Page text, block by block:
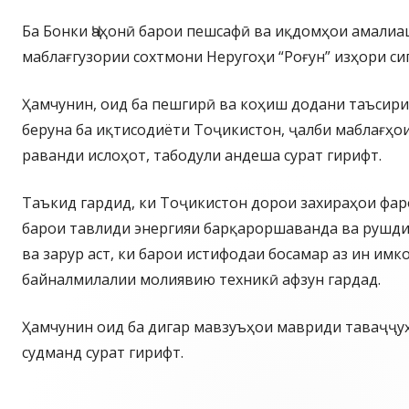
Ба Бонки Ҷаҳонӣ барои пешсафӣ ва иқдомҳои
маблағгузории сохтмони Неругоҳи “Роғун” изҳори
Ҳамчунин, оид ба пешгирӣ ва коҳиш додани
беруна ба иқтисодиёти Тоҷикистон, ҷалби
раванди ислоҳот, табодули андеша сурат гирифт.
Таъкид гардид, ки Тоҷикистон дорои захираҳои
барои тавлиди энергияи барқароршаванда ва
ва зарур аст, ки барои истифодаи босамар аз ин
байналмилалии молиявию техникӣ афзун гардад.
Ҳамчунин оид ба дигар мавзуъҳои мавриди
судманд сурат гирифт.